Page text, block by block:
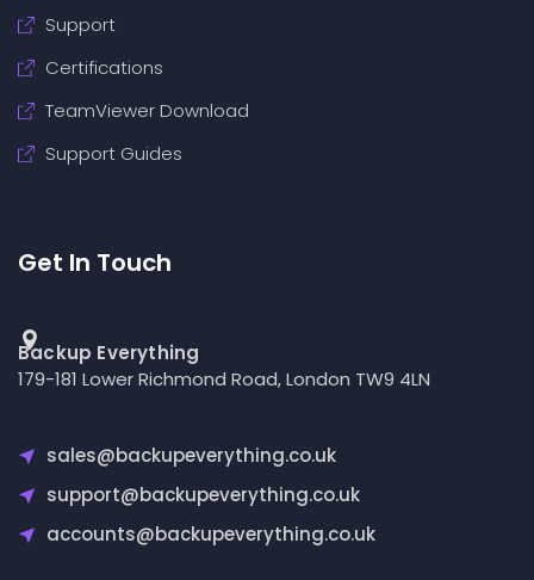
Support
Certifications
TeamViewer Download
Support Guides
Get In Touch
Backup Everything
179-181 Lower Richmond Road, London TW9 4LN
sales@backupeverything.co.uk
support@backupeverything.co.uk
accounts@backupeverything.co.uk